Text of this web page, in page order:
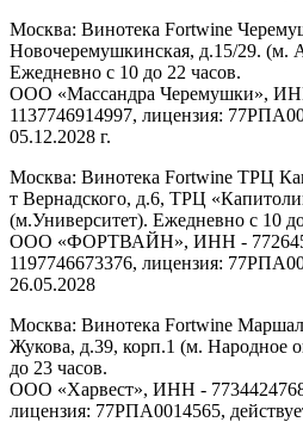
Москва: Винотека Fortwine
Новочеремушкинская, д.15/29. (м.
Ежедневно с 10 до 22 часов.
ООО «Массандра Черемушки»,
1137746914997, лицензия:
05.12.2028 г.
Москва: Винотека Fortwine ТРЦ
т Вернадского, д.6, ТРЦ
(м.Университет). Ежедневно с 10
ООО «ФОРТВАЙН», ИНН -
1197746673376, лицензия:
26.05.2028
Москва: Винотека Fortwine
Жукова, д.39, корп.1 (м. Народное
до 23 часов.
ООО «Харвест», ИНН -
лицензия: 77РПА0014565,